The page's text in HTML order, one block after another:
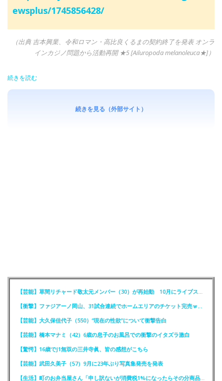
ewsplus/1745856428/
（出典 吉本興業、令和ロマン・高比良くるまの契約終了を発表 オンラ
インカジノ問題から活動再開 ★5 [Ailuropoda melanoleuca★]）
続きを読む
続きを見る（外部サイト）
【芸能】大久保佳代子（550）“現在の性欲”について衝撃告白
【芸能】橋本マナミ（42）6歳の息子のお風呂での衝撃のイタズラ激白
【驚愕】16歳でJ1無双の三井寺眞、皆の感想がこちら
【芸能】武田久美子（57）9月に23年ぶり写真集発売を発表